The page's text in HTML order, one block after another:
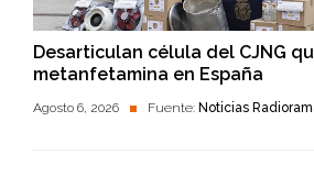
Desarticulan célula del CJNG
metanfetamina en España
Agosto 6, 2026 Fuente: Noticias